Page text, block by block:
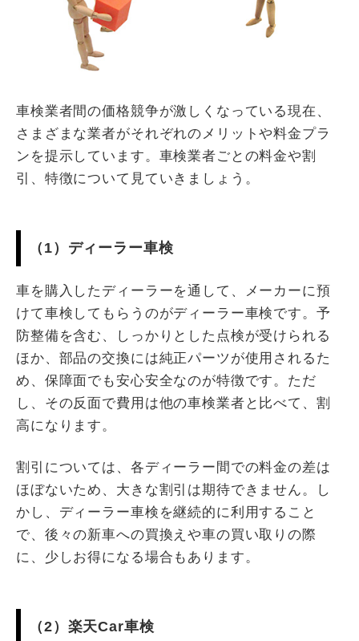
車検業者間の価格競争が激しくなっている現在、
さまざまな業者がそれぞれのメリットや料金プラ
ンを提示しています。車検業者ごとの料金や割
引、特徴について見ていきましょう。
（1）ディーラー車検
車を購入したディーラーを通して、メーカーに預
けて車検してもらうのがディーラー車検です。予
防整備を含む、しっかりとした点検が受けられる
ほか、部品の交換には純正パーツが使用されるた
め、保障面でも安心安全なのが特徴です。ただ
し、その反面で費用は他の車検業者と比べて、割
高になります。
割引については、各ディーラー間での料金の差は
ほぼないため、大きな割引は期待できません。し
かし、ディーラー車検を継続的に利用すること
で、後々の新車への買換えや車の買い取りの際
に、少しお得になる場合もあります。
（2）楽天Car車検